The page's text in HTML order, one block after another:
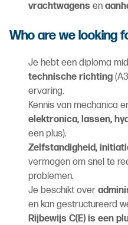
vrachtwagens en
Who are we looking
Je hebt een diploma
technische richting
ervaring.
Kennis van mechanica
elektronica, lassen,
een plus).
Zelfstandigheid,
vermogen om snel te
problemen.
Je beschikt over
en kan gestructureerd
Rijbewijs C(E) is een